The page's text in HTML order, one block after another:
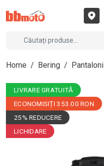
Home / Bering / Pantaloni
LIVRARE GRATUITĂ
ECONOMISIȚI 353.00 RON
25% REDUCERE
LICHIDARE